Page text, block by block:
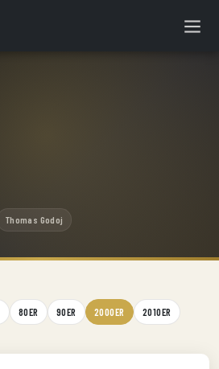
Thomas Godoj
80ER 90ER 2000ER 2010ER